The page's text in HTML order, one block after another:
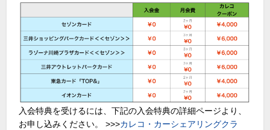
入会特典を受けるには、下記の入会特典の詳細ページより、
お申し込みください。 >>>カレコ・カーシェアリングクラ